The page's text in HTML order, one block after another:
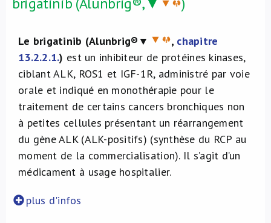
Le brigatinib (Alunbrig®▼ , chapitre
13.2.2.1.) est un inhibiteur de protéines kinases,
ciblant ALK, ROS1 et IGF-1R, administré par voie
orale et indiqué en monothérapie pour le
traitement de certains cancers bronchiques non
à petites cellules présentant un réarrangement
du gène ALK (ALK-positifs) (synthèse du RCP au
moment de la commercialisation). Il s’agit d’un
médicament à usage hospitalier.
plus d'infos